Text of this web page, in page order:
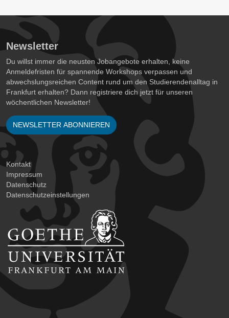
Newsletter
Du willst immer die neusten Jobangebote erhalten, keine
Anmeldefristen für spannende Workshops verpassen und
abwechslungsreichen Content rund um den Studierendenalltag in
Frankfurt erhalten? Dann registriere dich jetzt für unseren
wöchentlichen Newsletter!
NEWSLETTER ABONNIEREN
Kontakt
Impressum
Datenschutz
Datenschutzeinstellungen